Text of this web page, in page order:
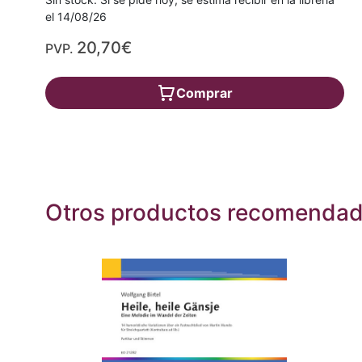
el 14/08/26
PVP. 20,70€
Comprar
Otros productos